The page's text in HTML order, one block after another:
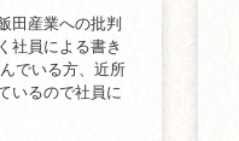
田産業への批判
社員による書き
でいる方、近所
いるので社員に